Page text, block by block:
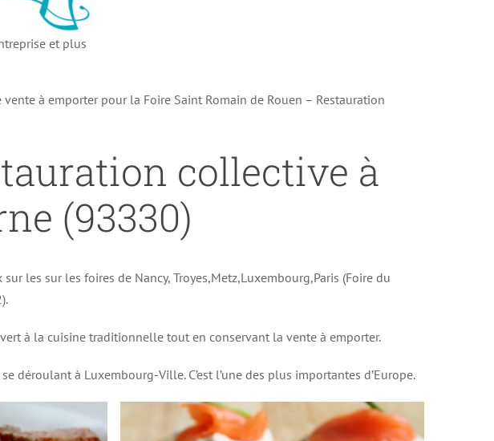
et plus
à emporter pour la Foire Saint Romain de Rouen – Restauration
collective à
(93330)
les sur les foires de Nancy, Troyes,Metz,Luxembourg,Paris (Foire du
à la cuisine traditionnelle tout en conservant la vente à emporter.
à Luxembourg-Ville. C’est l’une des plus importantes d’Europe.